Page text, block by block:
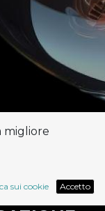
migliore
sui cookie Accetto